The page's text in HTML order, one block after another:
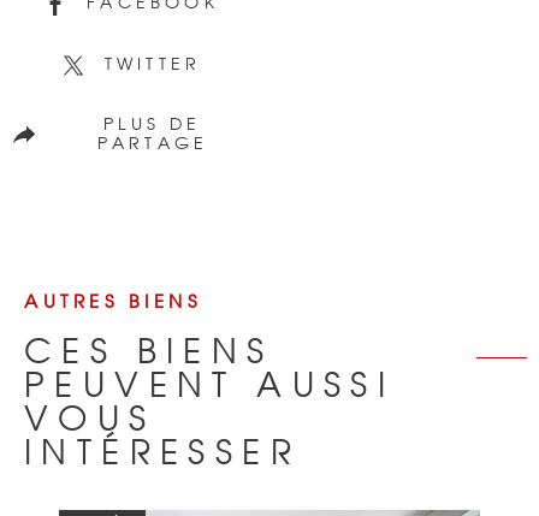
FACEBOOK
TWITTER
PLUS DE
PARTAGE
AUTRES BIENS
CES BIENS
PEUVENT AUSSI
VOUS
INTÉRESSER